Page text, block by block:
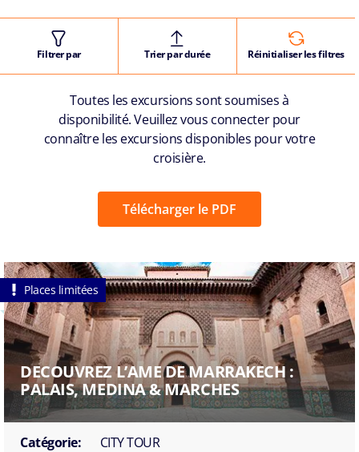
Filtrer par Trier par durée Réinitialiser les filtres
Toutes les excursions sont soumises à
disponibilité. Veuillez vous connecter pour
connaître les excursions disponibles pour votre
croisière.
Télécharger le PDF
Places limitées
DECOUVREZ L’AME DE MARRAKECH :
PALAIS, MEDINA & MARCHES
Catégorie:
CITY TOUR